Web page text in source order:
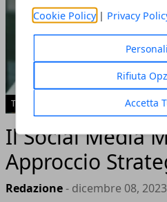
Cookie Policy | Privacy
Rifiuta
Accetta
TECH
Il Social Media
Approccio
Redazione- dicembre 08, 2023